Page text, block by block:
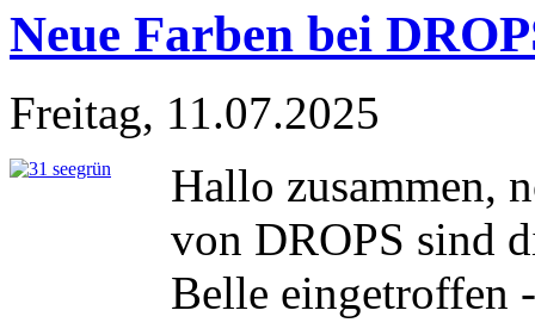
Neue Farben bei
Freitag, 11.07.2025
Hallo zusammen,
von DROPS sind
Belle eingetroffen